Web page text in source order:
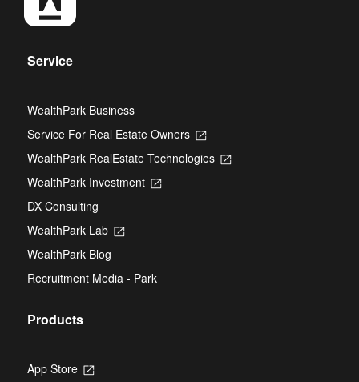
Service
WealthPark Business
Service For Real Estate Owners
Opens
a
WealthPark RealEstate Technologies
Opens
WealthPark Investment
Opens
DX Consulting
WealthPark Lab
Opens
new
tab
WealthPark Blog
Recruitment Media - Park
Products
App Store
Opens